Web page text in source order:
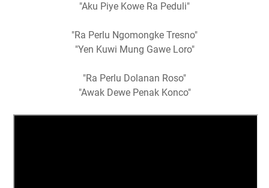
"Aku Piye Kowe Ra Peduli"
"Ra Perlu Ngomongke Tresno"
"Yen Kuwi Mung Gawe Loro"
"Ra Perlu Dolanan Roso"
"Awak Dewe Penak Konco"